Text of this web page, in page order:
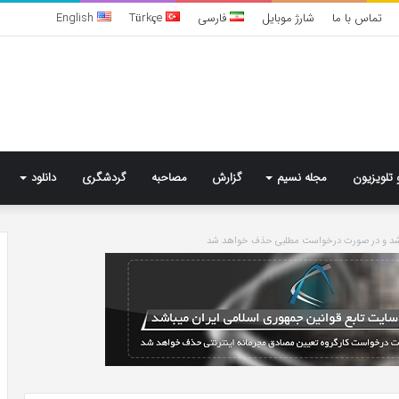
تماس با ما شارژ موبایل فارسی Türkçe
English
تلویزیون مجله نسیم گزارش مصاحبه گردشگری دانلود
و در صورت درخواست مطلبی حذف خواهد شد
مدل
کمد
دیواری
شیک
و
5 روز پیش